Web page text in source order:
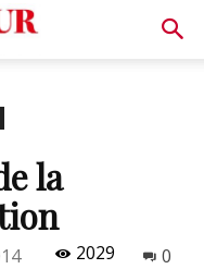
la
2029 0